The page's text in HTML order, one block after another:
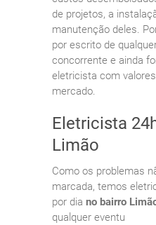
de projetos, a
manutenção deles.
por escrito de
concorrente e ainda
eletricista com
mercado.
Eletricista
Limão
Como os problemas
marcada, temos
por dia no bairro
qualquer eventu